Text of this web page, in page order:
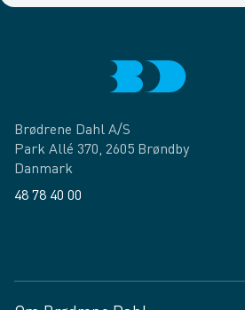
Brødrene Dahl A/S
Park Allé 370, 2605 Brøndby
Danmark
48 78 40 00